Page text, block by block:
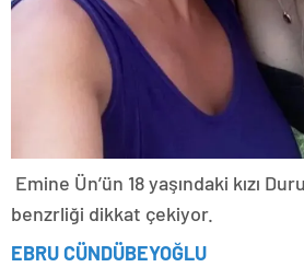
Emine Ün’ün 18 yaşındaki kızı
benzrliği dikkat çekiyor.
EBRU CÜNDÜBEYOĞLU